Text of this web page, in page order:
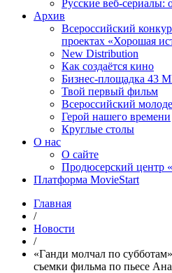
Русские веб-сериалы:
Архив
Всероссийский
проектах «Хорошая
New Distribution
Как создаётся кино
Бизнес-площадка 43
Твой первый фильм
Всероссийский
Герой нашего времени
Круглые столы
О нас
О сайте
Продюсерский центр
Платформа MovieStart
Главная
/
Новости
/
«Ганди молчал по
съемки фильма по пьесе